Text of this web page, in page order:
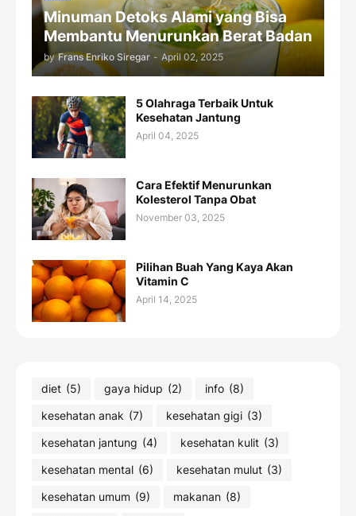
Minuman Detoks Alami yang Bisa
Membantu Menurunkan Berat Badan
by Frans Enriko Siregar - April 02, 2025
5 Olahraga Terbaik Untuk
Kesehatan Jantung
April 04, 2025
Cara Efektif Menurunkan
Kolesterol Tanpa Obat
November 03, 2025
Pilihan Buah Yang Kaya Akan
Vitamin C
April 14, 2025
diet (5) gaya hidup (2) info (8)
kesehatan anak (7) kesehatan gigi (3)
kesehatan jantung (4) kesehatan kulit (3)
kesehatan mental (6) kesehatan mulut (3)
kesehatan umum (9) makanan (8)